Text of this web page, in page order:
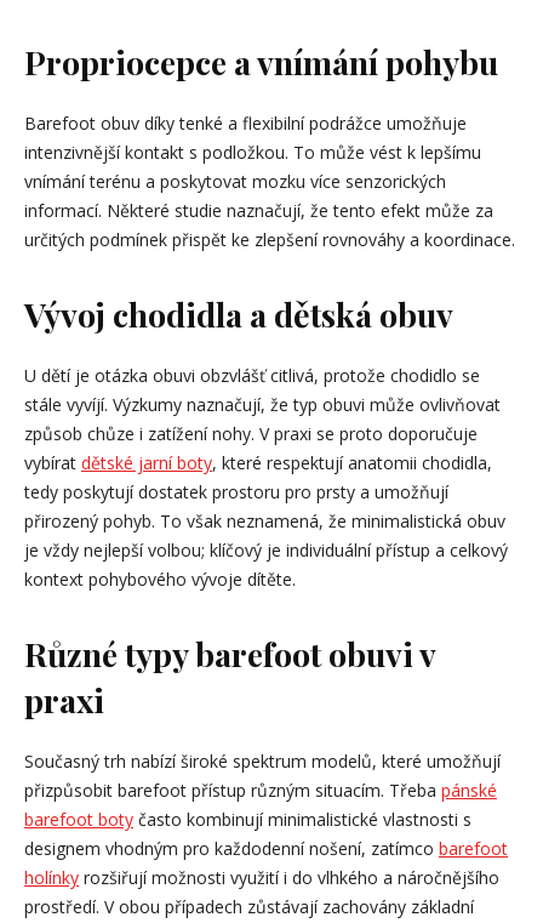
Propriocepce a vnímání pohybu
Barefoot obuv díky tenké a flexibilní podrážce umožňuje
intenzivnější kontakt s podložkou. To může vést k lepšímu
vnímání terénu a poskytovat mozku více senzorických
informací. Některé studie naznačují, že tento efekt může za
určitých podmínek přispět ke zlepšení rovnováhy a koordinace.
Vývoj chodidla a dětská obuv
U dětí je otázka obuvi obzvlášť citlivá, protože chodidlo se
stále vyvíjí. Výzkumy naznačují, že typ obuvi může ovlivňovat
způsob chůze i zatížení nohy. V praxi se proto doporučuje
vybírat dětské jarní boty, které respektují anatomii chodidla,
tedy poskytují dostatek prostoru pro prsty a umožňují
přirozený pohyb. To však neznamená, že minimalistická obuv
je vždy nejlepší volbou; klíčový je individuální přístup a celkový
kontext pohybového vývoje dítěte.
Různé typy barefoot obuvi v
praxi
Současný trh nabízí široké spektrum modelů, které umožňují
přizpůsobit barefoot přístup různým situacím. Třeba pánské
barefoot boty často kombinují minimalistické vlastnosti s
designem vhodným pro každodenní nošení, zatímco barefoot
holínky rozšiřují možnosti využití i do vlhkého a náročnějšího
prostředí. V obou případech zůstávají zachovány základní